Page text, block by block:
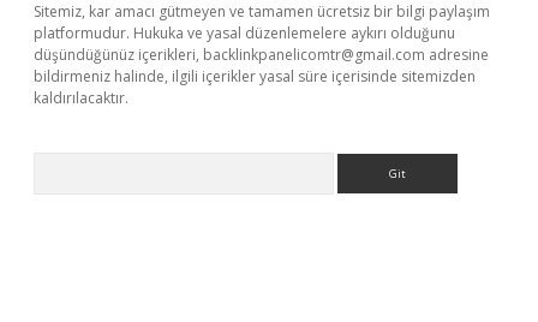
Sitemiz, kar amacı gütmeyen ve tamamen ücretsiz bir bilgi paylaşım
platformudur. Hukuka ve yasal düzenlemelere aykırı olduğunu
düşündüğünüz içerikleri, backlinkpanelicomtr@gmail.com adresine
bildirmeniz halinde, ilgili içerikler yasal süre içerisinde sitemizden
kaldırılacaktır.